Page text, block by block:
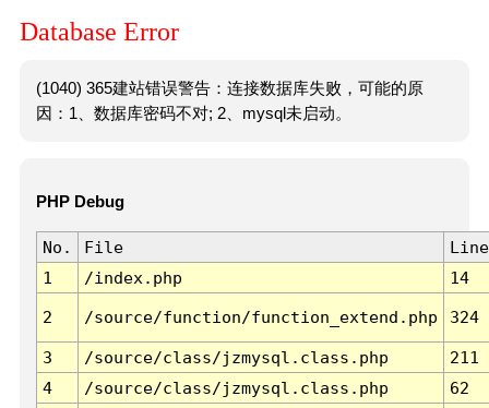
Database Error
(1040) 365建站错误警告：连接数据库失败，可能的原
因：1、数据库密码不对; 2、mysql未启动。
PHP Debug
No. File
Line
1
/index.php 14
2 /source/function/function_extend.php 324
3 /source/class/jzmysql.class.php
211
4
/source/class/jzmysql.class.php
62